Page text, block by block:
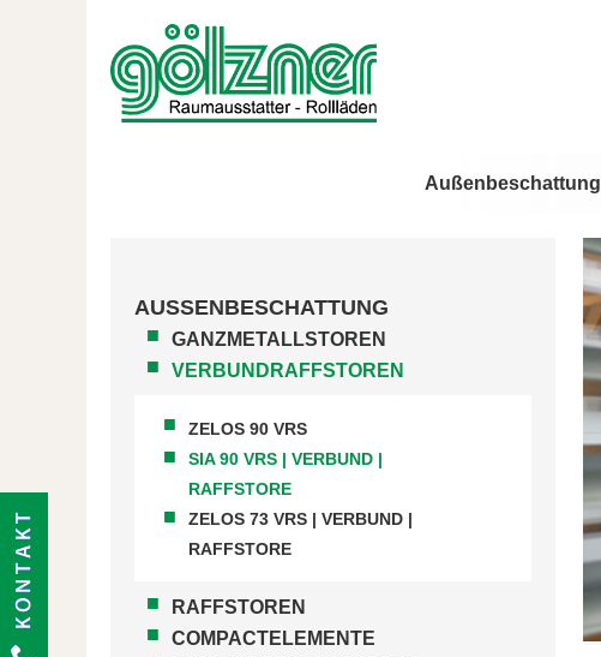
Außenbeschattung
AUSSENBESCHATTUNG
GANZMETALLSTOREN
VERBUNDRAFFSTOREN
ZELOS 90 VRS
SIA 90 VRS | VERBUND |
RAFFSTORE
ZELOS 73 VRS | VERBUND |
RAFFSTORE
RAFFSTOREN
COMPACTELEMENTE